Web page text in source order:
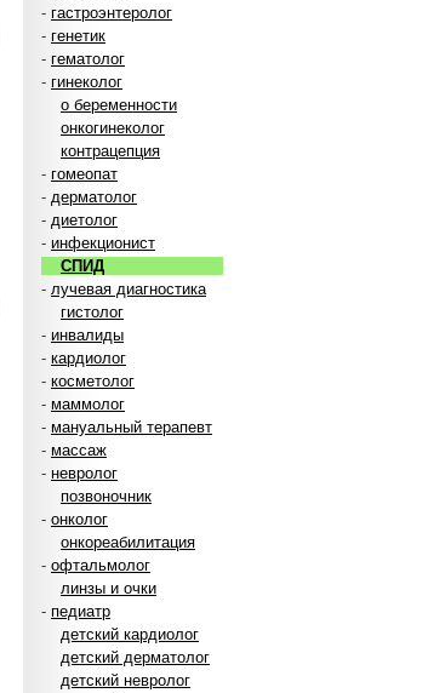
- гастроэнтеролог
- генетик
- гематолог
- гинеколог
о беременности
онкогинеколог
контрацепция
- гомеопат
- дерматолог
- диетолог
- инфекционист
СПИД
- лучевая диагностика
гистолог
- инвалиды
- кардиолог
- косметолог
- маммолог
- мануальный терапевт
- массаж
- невролог
позвоночник
- онколог
онкореабилитация
- офтальмолог
линзы и очки
- педиатр
детский кардиолог
детский дерматолог
детский невролог